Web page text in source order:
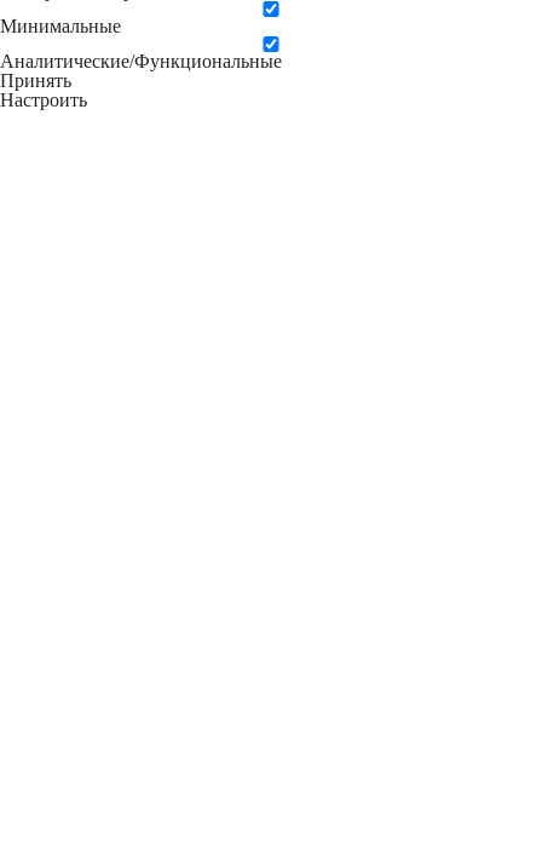
Минимальные
Аналитические/Функциональные
Принять
Настроить